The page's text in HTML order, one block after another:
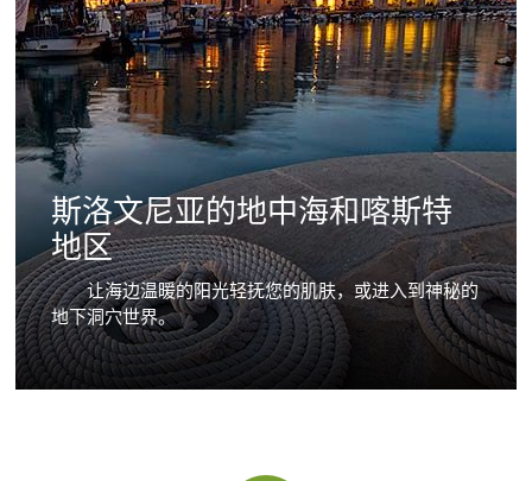
斯洛文尼亚的地中海和喀斯特
地区
让海边温暖的阳光轻抚您的肌肤，或进入到神秘的
地下洞穴世界。